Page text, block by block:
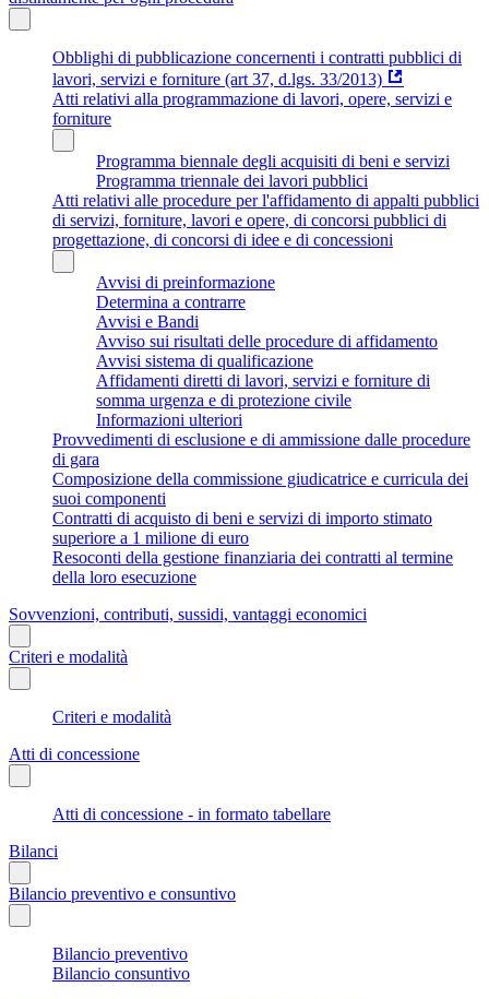
Obblighi di pubblicazione concernenti i contratti pubblici di
lavori, servizi e forniture (art 37, d.lgs. 33/2013)
Atti relativi alla programmazione di lavori, opere, servizi e
forniture
Programma biennale degli acquisiti di beni e servizi
Programma triennale dei lavori pubblici
Atti relativi alle procedure per l'affidamento di appalti pubblici
di servizi, forniture, lavori e opere, di concorsi pubblici di
progettazione, di concorsi di idee e di concessioni
Avvisi di preinformazione
Determina a contrarre
Avvisi e Bandi
Avviso sui risultati delle procedure di affidamento
Avvisi sistema di qualificazione
Affidamenti diretti di lavori, servizi e forniture di
somma urgenza e di protezione civile
Informazioni ulteriori
Provvedimenti di esclusione e di ammissione dalle procedure
di gara
Composizione della commissione giudicatrice e curricula dei
suoi componenti
Contratti di acquisto di beni e servizi di importo stimato
superiore a 1 milione di euro
Resoconti della gestione finanziaria dei contratti al termine
della loro esecuzione
Sovvenzioni, contributi, sussidi, vantaggi economici
Criteri e modalità
Criteri e modalità
Atti di concessione
Atti di concessione - in formato tabellare
Bilanci
Bilancio preventivo e consuntivo
Bilancio preventivo
Bilancio consuntivo